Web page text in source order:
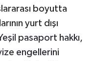
boyutta
yurt dışı
pasaport hakkı,
engellerini